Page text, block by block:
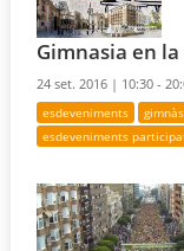
Gimnasia en la
24 set. 2016 | 10:30 -
esdeveniments
esdeveniments